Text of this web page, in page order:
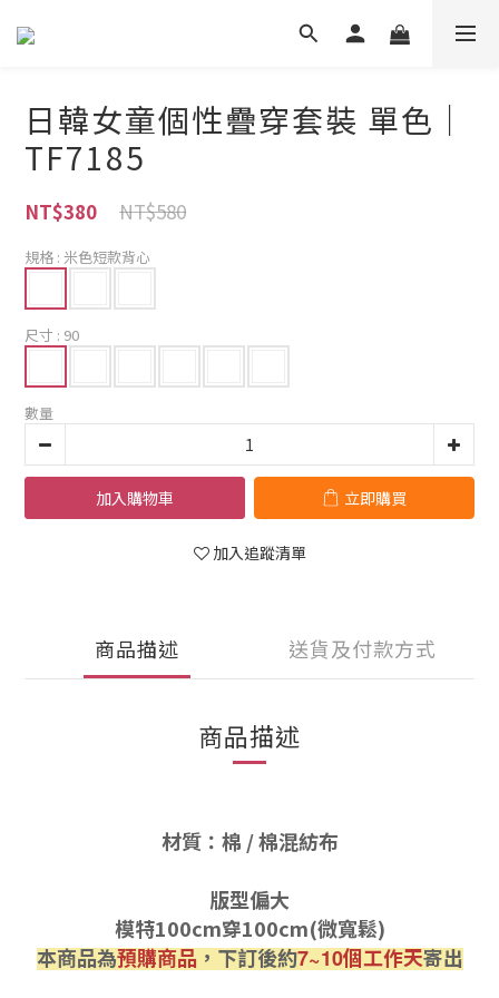
日韓女童個性疊穿套裝 單色｜
TF7185
NT$580
NT$380
規格 : 米色短款背心
尺寸 : 90
數量
加入購物車 立即購買
加入追蹤清單
商品描述 送貨及付款方式
商品描述
材質：棉 / 棉混紡布
版型偏大
模特100cm穿100cm(微寬鬆)
本商品為預購商品，下訂後約7~10個工作天寄出